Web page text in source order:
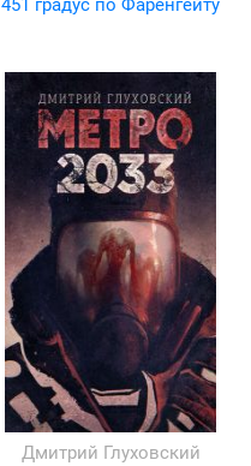
451 градус по Фаренгейту
Дмитрий Глуховский